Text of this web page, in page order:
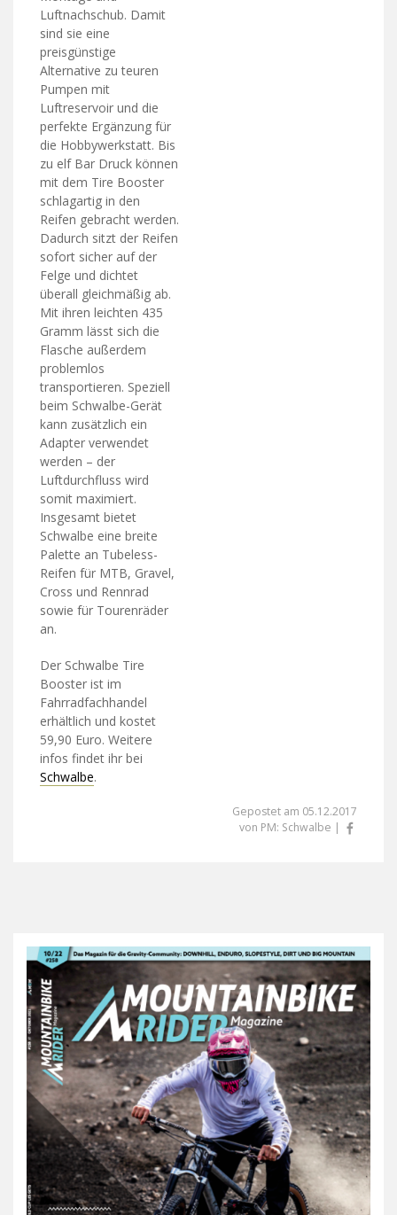
Luftnachschub. Damit
sind sie eine
preisgünstige
Alternative zu teuren
Pumpen mit
Luftreservoir und die
perfekte Ergänzung für
die Hobbywerkstatt. Bis
zu elf Bar Druck können
mit dem Tire Booster
schlagartig in den
Reifen gebracht werden.
Dadurch sitzt der Reifen
sofort sicher auf der
Felge und dichtet
überall gleichmäßig ab.
Mit ihren leichten 435
Gramm lässt sich die
Flasche außerdem
problemlos
transportieren. Speziell
beim Schwalbe-Gerät
kann zusätzlich ein
Adapter verwendet
werden – der
Luftdurchfluss wird
somit maximiert.
Insgesamt bietet
Schwalbe eine breite
Palette an Tubeless-
Reifen für MTB, Gravel,
Cross und Rennrad
sowie für Tourenräder
an.
Der Schwalbe Tire
Booster ist im
Fahrradfachhandel
erhältlich und kostet
59,90 Euro. Weitere
infos findet ihr bei
Schwalbe.
Gepostet am 05.12.2017
von PM: Schwalbe |